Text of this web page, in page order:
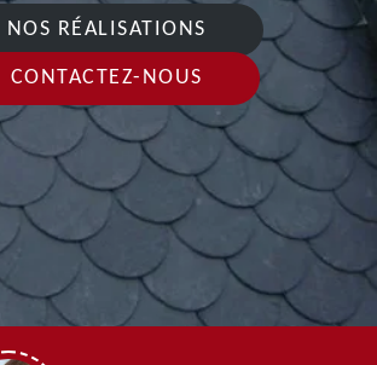
NOS RÉALISATIONS
CONTACTEZ-NOUS